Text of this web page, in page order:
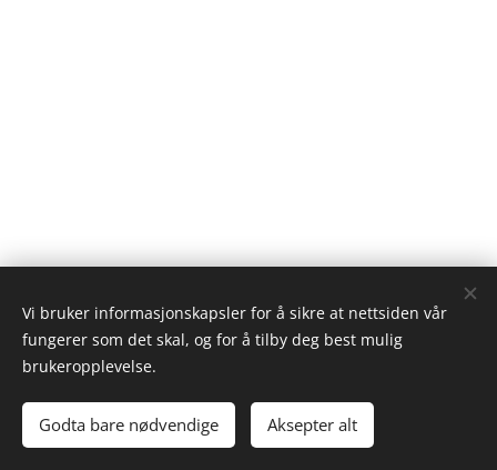
Et hyggelig sted å overnatte
Informasjonskapsler
Vi bruker informasjonskapsler for å sikre at nettsiden vår
fungerer som det skal, og for å tilby deg best mulig
brukeropplevelse.
Godta bare nødvendige Aksepter alt